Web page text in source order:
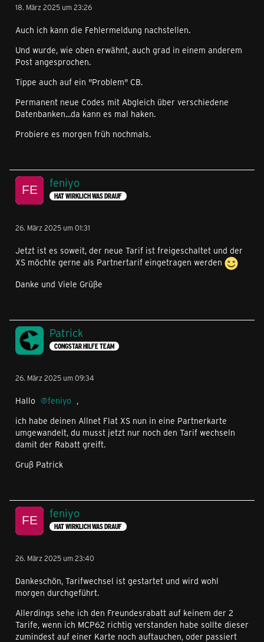
18. März 2025 um 23:26
Auch ich kann die Fehlermeldung nachstellen.
Und wurde, wie oben erwähnt, auch grad in einem anderem
Post angesprochen.
Tippe auch auf ein "Problem" CB.
Permanent neue Codes mit Abgleich über verschiedene
Datenbanken...da kann es mal haken.
Probiere es morgen früh nochmals.
feniyo
HAT WIRKLICH WAS DRAUF
26. März 2025 um 01:31
Jetzt ist es soweit, der neue Tarif ist freigeschaltet und der
XS möchte gerne als Partnertarif eingetragen werden
Danke und Viele Grüße
Patrick
CONGSTAR HILFE TEAM
26. März 2025 um 09:34
Hallo feniyo ,
ich habe deinen Allnet Flat XS nun in eine Partnerkarte
umgewandelt, du musst jetzt nur noch den Tarif wechseln
damit der Rabatt greift.
Gruß Patrick
feniyo
HAT WIRKLICH WAS DRAUF
26. März 2025 um 23:40
Dankeschön, Tarifwechsel ist gestartet und wird wohl
morgen durchgeführt.
Allerdings sehe ich den Freundesrabatt auf keinem der 2
Tarife, wenn ich MCP62 richtig verstanden habe sollte dieser
zumindest auf einer Karte noch auftauchen, oder passiert